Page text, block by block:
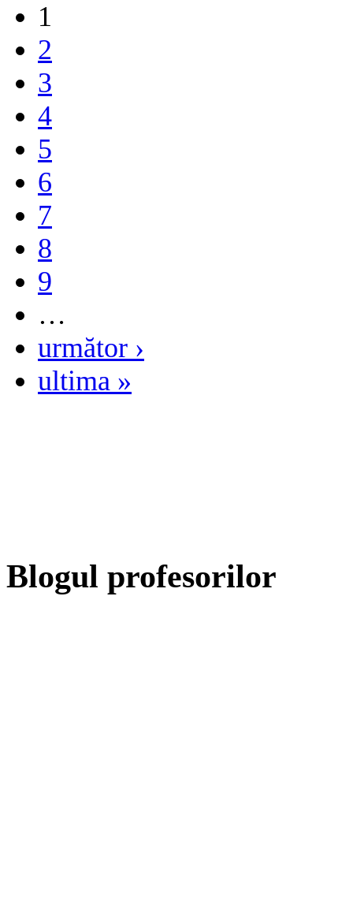
1
2
3
4
5
6
7
8
9
…
următor ›
ultima »
Blogul profesorilor